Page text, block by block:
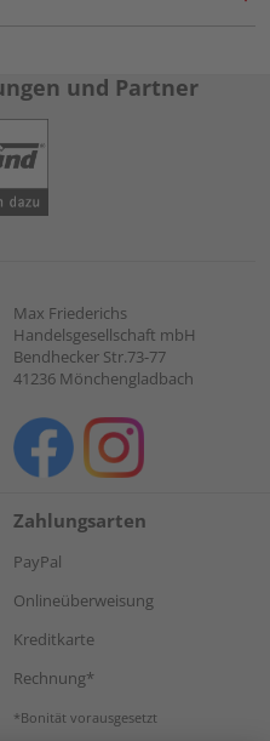
und Partner
Max Friederichs
Handelsgesellschaft mbH
Bendhecker Str.73-77
41236 Mönchengladbach
Zahlungsarten
PayPal
Onlineüberweisung
Kreditkarte
Rechnung*
*Bonität vorausgesetzt